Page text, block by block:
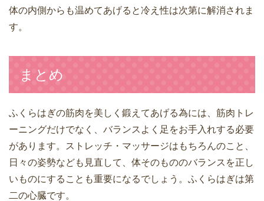
体の内側からも温めてあげると冷え性は次第に解消されま
す。
まとめ
ふくらはぎの筋肉を美しく鍛えてあげる為には、筋肉トレ
ーニングだけでなく、バランスよく足をお手入れする必要
があります。ストレッチ・マッサージはもちろんのこと、
日々の姿勢なども見直して、体そのもののバランスを正し
いものにすることも重要になるでしょう。ふくらはぎは第
二の心臓です。